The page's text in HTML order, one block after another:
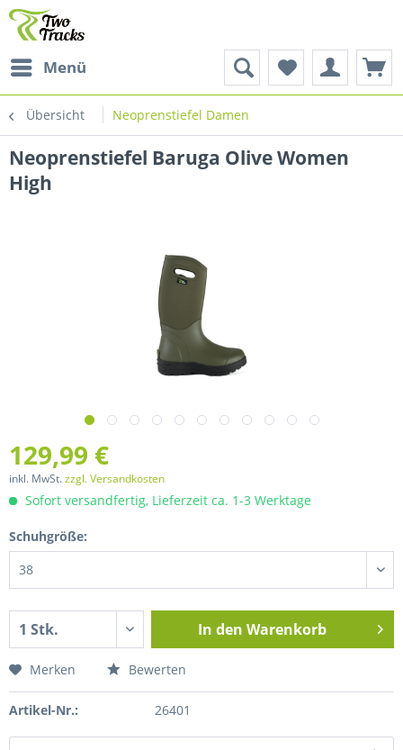
Menü
Übersicht Neoprenstiefel Damen
Neoprenstiefel Baruga Olive Women
High
129,99 €
inkl. MwSt.zzgl. Versandkosten
Sofort versandfertig, Lieferzeit ca. 1-3 Werktage
Schuhgröße:
In den Warenkorb
Merken Bewerten
Artikel-Nr.: 26401